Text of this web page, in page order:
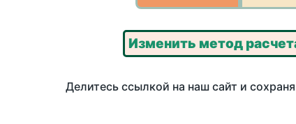
Изменить метод
Делитесь ссылкой на наш сайт и